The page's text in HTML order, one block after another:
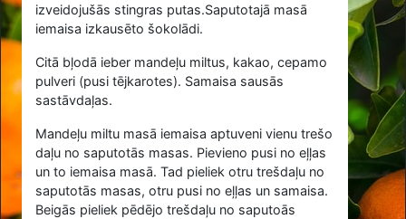
izveidojušās stingras putas.Saputotajā masā
iemaisa izkausēto šokolādi.
Citā bļodā ieber mandeļu miltus, kakao, cepamo
pulveri (pusi tējkarotes). Samaisa sausās
sastāvdaļas.
Mandeļu miltu masā iemaisa aptuveni vienu trešo
daļu no saputotās masas. Pievieno pusi no eļļas
un to iemaisa masā. Tad pieliek otru trešdaļu no
saputotās masas, otru pusi no eļļas un samaisa.
Beigās pieliek pēdējo trešdaļu no saputoās